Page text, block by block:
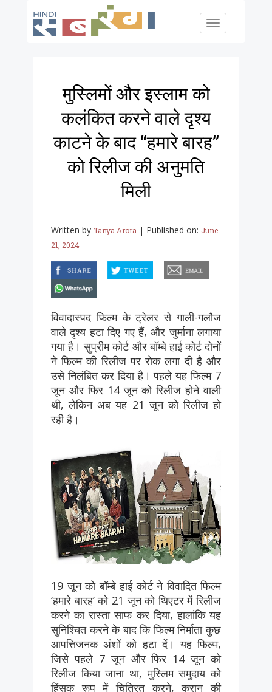
Toggle
मुस्लिमों और इस्लाम को
कलंकित करने वाले दृश्य
काटने के बाद “हमारे बारह”
को रिलीज की अनुमति
मिली
Written by Tanya Arora | Published on: June
21, 2024
विवादास्पद फिल्म के ट्रेलर से गाली-गलौज
वाले दृश्य हटा दिए गए हैं, और जुर्माना लगाया
गया है। सुप्रीम कोर्ट और बॉम्बे हाई कोर्ट दोनों
ने फिल्म की रिलीज पर रोक लगा दी है और
उसे निलंबित कर दिया है। पहले यह फिल्म 7
जून और फिर 14 जून को रिलीज होने वाली
थी, लेकिन अब यह 21 जून को रिलीज हो
रही है।
19 जून को बॉम्बे हाई कोर्ट ने विवादित फिल्म
‘हमारे बारह’ को 21 जून को थिएटर में रिलीज
करने का रास्ता साफ कर दिया, हालांकि यह
सुनिश्चित करने के बाद कि फिल्म निर्माता कुछ
आपत्तिजनक अंशों को हटा दें। यह फिल्म,
जिसे पहले 7 जून और फिर 14 जून को
रिलीज किया जाना था, मुस्लिम समुदाय को
हिंसक रूप में चित्रित करने, कुरान की